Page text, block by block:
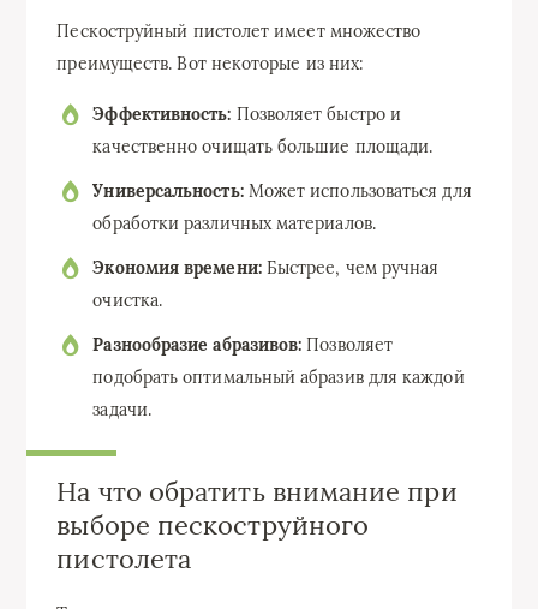
Пескоструйный пистолет имеет множество
преимуществ. Вот некоторые из них:
Эффективность: Позволяет быстро и
качественно очищать большие площади.
Универсальность:Может использоваться для
обработки различных материалов.
Экономия времени:Быстрее, чем ручная
очистка.
Разнообразие абразивов: Позволяет
подобрать оптимальный абразив для каждой
задачи.
На что обратить внимание при
выборе пескоструйного
пистолета